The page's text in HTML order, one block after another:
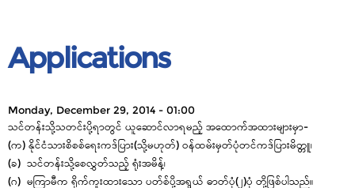
Applications
Monday, December 29, 2014 - 01:00
သင်တန်းသို့သတင်းပို့ရာတွင် ယူဆောင်လာရမည့် အထောက်အထားများမှာ-
(က) နိုင်ငံသားစိစစ်ရေးကဒ်ပြား(သို့မဟုတ်) ဝန်ထမ်းမှတ်ပုံတင်ကဒ်ပြားမိတ္တူ၊
(ခ) သင်တန်းသို့စေလွှတ်သည့် ရုံးအမိန့်၊
(ဂ) မကြာမီက ရိုက်ကူးထားသော ပတ်စ်ပို့အရွယ် ဓာတ်ပုံ(၂)ပုံ တို့ဖြစ်ပါသည်။